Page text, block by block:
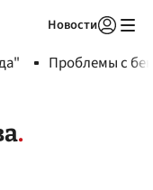
Новости
Проблемы с